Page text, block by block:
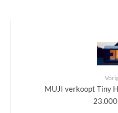
MUJI verkoopt Tiny